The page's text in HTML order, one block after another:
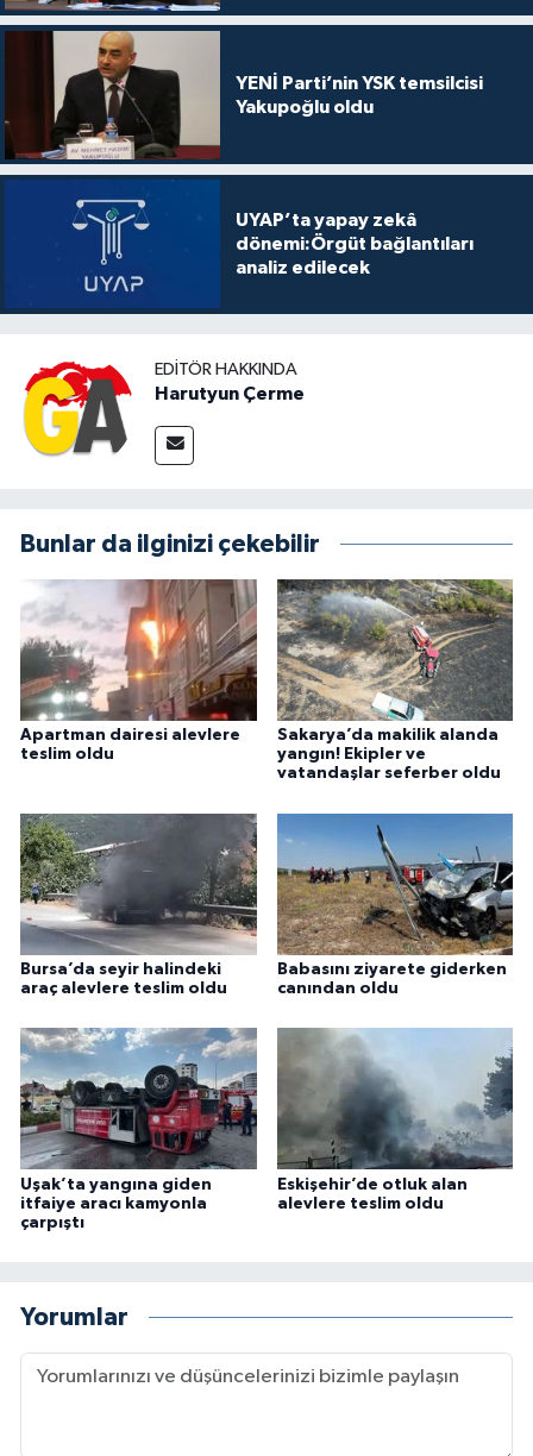
YENİ Parti’nin YSK temsilcisi
Yakupoğlu oldu
UYAP’ta yapay zekâ
dönemi:Örgüt bağlantıları
analiz edilecek
EDITÖR HAKKINDA
Harutyun Çerme
Bunlar da ilginizi çekebilir
Apartman dairesi alevlere
teslim oldu
Sakarya’da makilik alanda
yangın! Ekipler ve
vatandaşlar seferber oldu
Bursa’da seyir halindeki
araç alevlere teslim oldu
Babasını ziyarete giderken
canından oldu
Uşak’ta yangına giden
itfaiye aracı kamyonla
çarpıştı
Eskişehir’de otluk alan
alevlere teslim oldu
Yorumlar